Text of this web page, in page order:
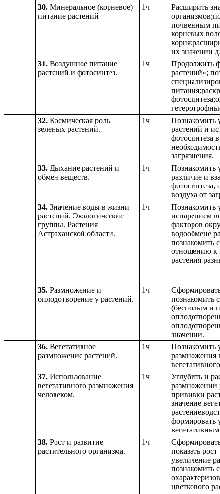
30. Минеральное (корневое)
питание растений
1ч
Расширить
почвенным
корневых
их значении
31.Воздушное питание
растений и фотосинтез.
1ч
Продолжить
растений»;
32. Космическая роль
зеленых растений.
1ч
Познакомить
растений и
фотосинтеза
загрязнения.
33. Дыхание растений и
обмен веществ.
1ч
Познакомить
различие и
фотосинтеза;
воздуха от
34. Значение воды в жизни
растений. Экологические
группы. Растения
Астраханской области.
1ч
Познакомить
испарением
факторов
водообмене
познакомить
отношению к
растения
35. Размножение и
оплодотворение у растений.
1ч
познакомить
(бесполым и
значении.
36. Вегетативное
размножение растений.
1ч
Познакомить
размножения
37. Использование
вегетативного размножения
человеком.
1ч
Углубить и
размножении
прививки
значение
формировать
38. Рост и развитие
растительного организма.
1ч
показать
увеличение
познакомить
цветкового